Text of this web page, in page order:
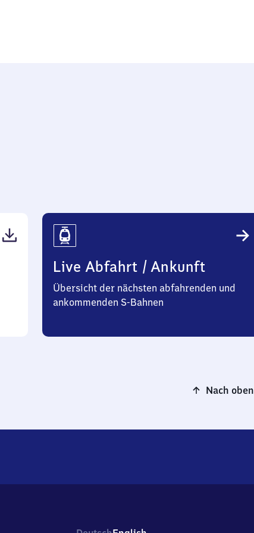
Live Abfahrt / Ankunft
Übersicht der nächsten abfahrenden und
ankommenden S-Bahnen
Nach oben